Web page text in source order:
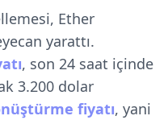
Ether
yarattı.
, son 24 saat içinde
3.200 dolar
fiyatı, yani